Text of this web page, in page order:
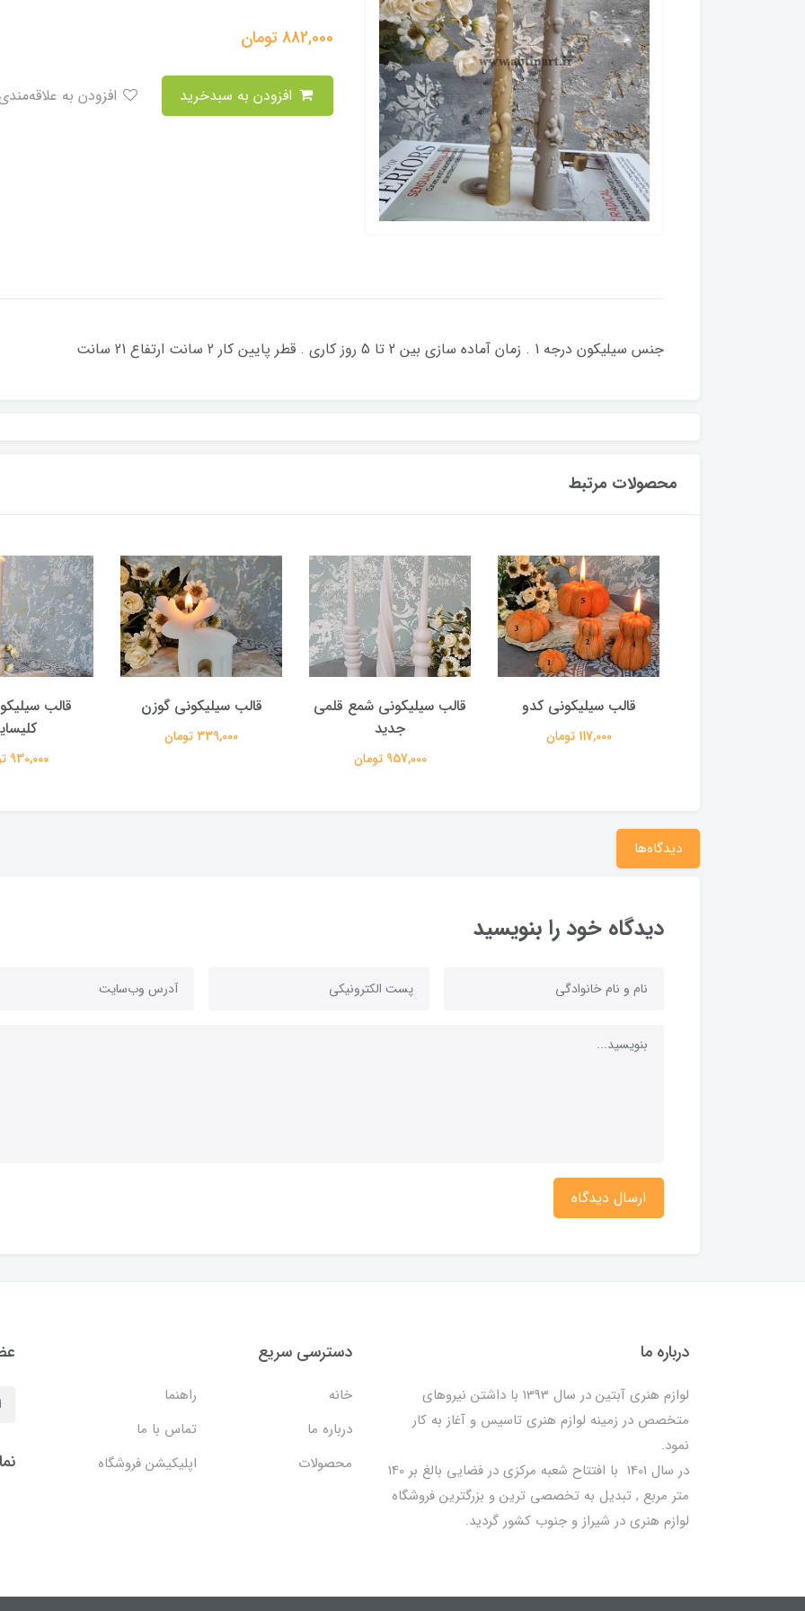
882,000تومان
جنس سیلیکون درجه 1 . زمان آماده سازی بین 2 تا 5 روز کاری . قطر پایین کار 2 سانت ارتفاع 21 سانت
محصولات مرتبط
قالب سیلیکونی کدو
117,000 تومان
قالب سیلیکونی شمع قلمی
جدید
957,000 تومان
قالب سیلیکونی گوزن
339,000 تومان
قالب
930,000 تومان
دیدگاه‌ها
دیدگاه خود را بنویسید
ارسال دیدگاه
درباره ما
لوازم هنری آبتین در سال 1393 با داشتن نیروهای
متخصص در زمینه لوازم هنری تاسیس و آغاز به کار
نمود.
در سال 1401 با افتتاح شعبه مرکزی در فضایی بالغ بر 140
متر مربع , تبدیل به تخصصی ترین و بزرگترین فروشگاه
لوازم هنری در شیراز و جنوب کشور گردید.
دسترسی سریع
خانه
راهنما
درباره ما
تماس با ما
محصولات
اپلیکیشن فروشگاه